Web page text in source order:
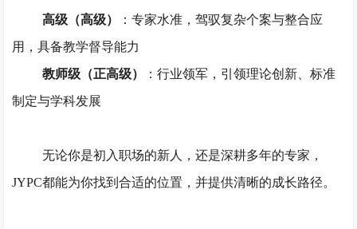
高级（高级）
：专家水准，驾驭复杂个案与整合应
用，具备教学督导能力
教师级（正高级）
：行业领军，引领理论创新、标准
制定与学科发展
无论你是初入职场的新人，还是深耕多年的专家，
JYPC都能为你找到合适的位置，并提供清晰的成长路径。